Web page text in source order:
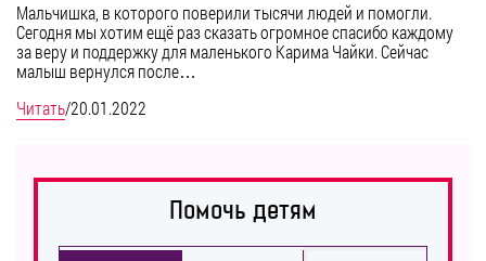
Мальчишка, в которого поверили тысячи людей и помогли.
Сегодня мы хотим ещё раз сказать огромное спасибо каждому
за веру и поддержку для маленького Карима Чайки. Сейчас
малыш вернулся после…
Читать/20.01.2022
Помочь детям